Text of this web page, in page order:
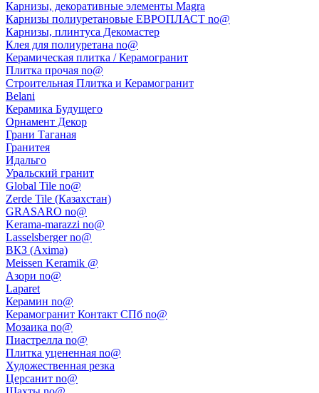
Карнизы, декоративные элементы Magra
Карнизы полиуретановые ЕВРОПЛАСТ no@
Карнизы, плинтуса Декомастер
Клея для полиуретана no@
Керамическая плитка / Керамогранит
Плитка прочая no@
Строительная Плитка и Керамогранит
Belani
Керамика Будущего
Орнамент Декор
Грани Таганая
Гранитея
Идальго
Уральский гранит
Global Tile no@
Zerde Tile (Казахстан)
GRASARO no@
Kerama-marazzi no@
Lasselsberger no@
ВКЗ (Axima)
Meissen Keramik @
Азори no@
Laparet
Керамин no@
Керамогранит Контакт СПб no@
Мозаика no@
Пиастрелла no@
Плитка уцененная no@
Художественная резка
Церсанит no@